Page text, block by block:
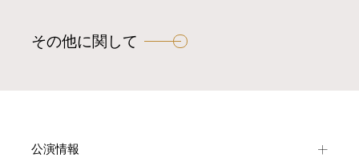
その他に関して
公演情報